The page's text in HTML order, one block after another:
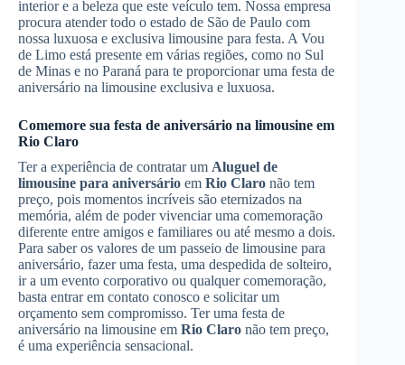
interior e a beleza que este veículo tem. Nossa empresa
procura atender todo o estado de São de Paulo com
nossa luxuosa e exclusiva limousine para festa. A Vou
de Limo está presente em várias regiões, como no Sul
de Minas e no Paraná para te proporcionar uma festa de
aniversário na limousine exclusiva e luxuosa.
Comemore sua festa de aniversário na limousine em
Rio Claro
Ter a experiência de contratar um Aluguel de
limousine para aniversário em Rio Claro não tem
preço, pois momentos incríveis são eternizados na
memória, além de poder vivenciar uma comemoração
diferente entre amigos e familiares ou até mesmo a dois.
Para saber os valores de um passeio de limousine para
aniversário, fazer uma festa, uma despedida de solteiro,
ir a um evento corporativo ou qualquer comemoração,
basta entrar em contato conosco e solicitar um
orçamento sem compromisso. Ter uma festa de
aniversário na limousine em Rio Claro não tem preço,
é uma experiência sensacional.